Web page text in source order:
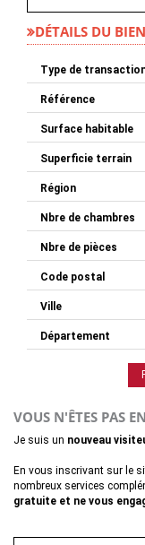
DÉTAILS DU BIEN
Type de
Référence
Surface habitable
Superficie terrain
Région
Nbre de chambres
Nbre de pièces
Code postal
Ville
Département
VOUS N'ÊTES PAS
Je suis un nouveau
En vous inscrivant sur le
nombreux services
gratuite et ne vous